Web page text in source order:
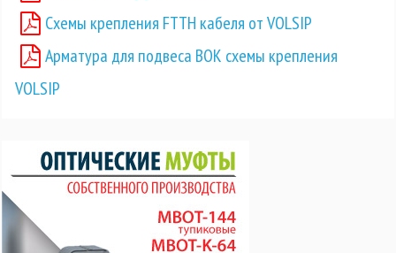
Схемы крепления FTTH кабеля от VOLSIP
Арматура для подвеса ВОК схемы крепления
VOLSIP